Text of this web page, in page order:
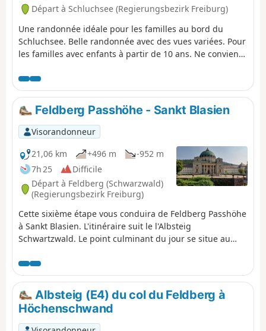
Départ à Schluchsee (Regierungsbezirk Freiburg)
Une randonnée idéale pour les familles au bord du
Schluchsee. Belle randonnée avec des vues variées. Pour
les familles avec enfants à partir de 10 ans. Ne convient
Feldberg Passhöhe - Sankt Blasien
Visorandonneur
21,06 km
+496 m
-952 m
7h 25
Difficile
Départ à Feldberg (Schwarzwald)
(Regierungsbezirk Freiburg)
Cette sixième étape vous conduira de Feldberg Passhöhe
à Sankt Blasien. L'itinéraire suit le l'Albsteig
Schwartzwald. Le point culminant du jour se situe au
Noire. Vous profiterez d'un panorama à 360°. Le soir vous
visiterez la ville de Sankt Blasien avec son imposante
cathédrale, le dôme étant le troisième d'Europe.
Albsteig (E4) du col du Feldberg à
Höchenschwand